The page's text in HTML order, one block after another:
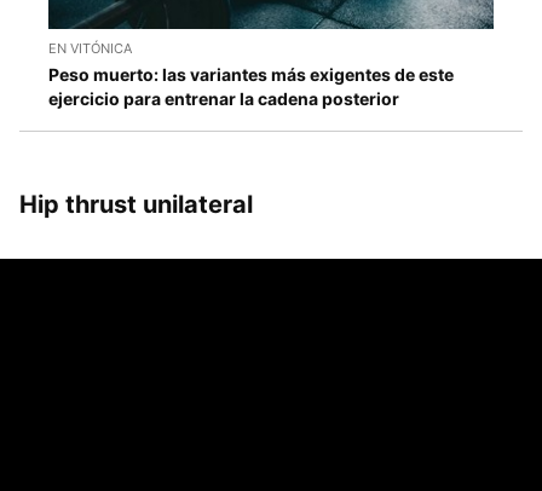
EN VITÓNICA
Peso muerto: las variantes más exigentes de este
ejercicio para entrenar la cadena posterior
Hip thrust unilateral